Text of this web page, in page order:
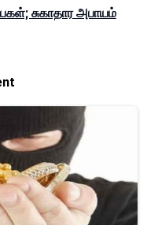
சுகாதார அபாயம்